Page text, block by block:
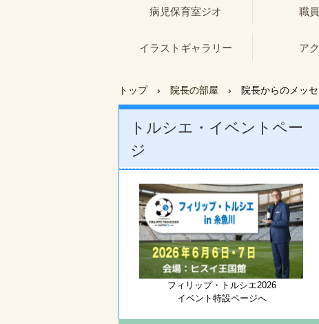
病児保育室ジオ 職
イラストギャラリー ア
トップ › 院長の部屋 › 院長からのメッ
トルシエ・イベントペー
ジ
フィリップ・トルシエ2026
イベント特設ページへ